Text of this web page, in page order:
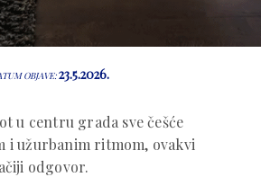
OBJAVE:23.5.2026.
u centru grada sve češće
i užurbanim ritmom, ovakvi
odgovor.